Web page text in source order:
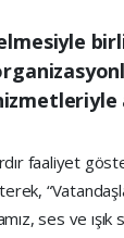
faaliyet
ses ve